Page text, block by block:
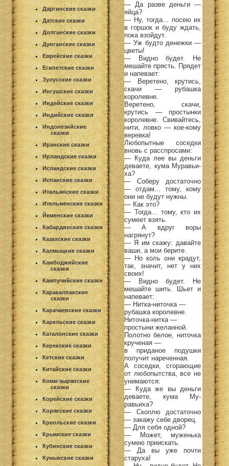
Даргинские сказки
Датские сказки
Долганские сказки
Дунганские сказки
Еврейские сказки
Египетские сказки
Зулусские сказки
Ингушские сказки
Индейские сказки
Индийские сказки
Индонезийские
сказки
Иранские сказки
Ирландские сказки
Исландские сказки
Испанские сказки
Итальянские сказки
Ительменские сказки
Йеменские сказки
Кабардинские сказки
Казахские сказки
Калмыцкие сказки
Камбоджийские
сказки
Кампучийские сказки
Каракалпакские
сказки
Карачаевские сказки
Карельские сказки
Каталонские сказки
Керекские сказки
Кетские сказки
Китайские сказки
Коми-зырянские
сказки
Корейские сказки
Корякские сказки
Креольские сказки
Крымские сказки
Кубинские сказки
Кумыкские сказки
— Да разве деньги —
яйца?
— Ну, тогда... посею их
в горшок и буду ждать,
пока взойдут.
— Уж будто денежки —
цветы!
— Видно будет. Не
мешайте прясть. Прядет
и напевает:
— Веретено, крутись,
скачи — рубашка
королевне.
Веретено, скачи,
крутись — простынки
королевне. Свивайтесь,
нити, ловко — кое-кому
веревка!
Любопытные соседки
вновь с расспросами:
— Куда лее вы деньги
деваете, кума Муравьи-
ха?
— Соберу достаточно
— отдам... тому, кому
они не будут нужны.
— Как это?
— Тогда... тому, кто их
сумеет взять.
— А вдруг воры
нагрянут?
— Я им скажу: давайте
ваши, а мои берите.
— Но коль они крадут,
так, значит, нет у них
своих!
— Видно будет. Не
мешайте шить. Шьет и
напевает:
— Нитка-ниточка —
рубашка королевне.
Ниточка-нитка —
простыни желанной.
Полотно белое, ниточка
крученая —
в приданое подушки
получит нареченная.
А соседки, сгорающие
от любопытства, все не
унимаются:
— Куда же вы деньги
деваете, кума Му-
равьиха?
— Скоплю достаточно
— закажу себе дворец.
— Для себя одной?
— Может, муженька
сумею приискать.
— Да вы уже почти
старуха!